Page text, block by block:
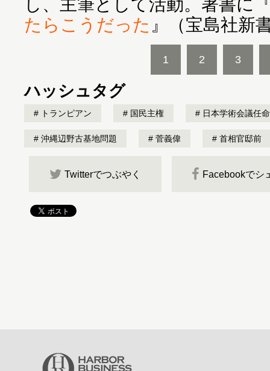
たらこうだった 』（宝島社新
1 2 3
ハッシュタグ
トランピアン 国民主権 日本学術会議任
沖縄辺野古基地問題 菅義偉 首相官邸前
Twitterでつぶやく Facebookでシ